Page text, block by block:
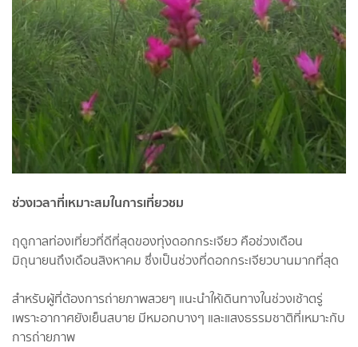
ช่วงเวลาที่เหมาะสมในการเที่ยวชม
ฤดูกาลท่องเที่ยวที่ดีที่สุดของทุ่งดอกกระเจียว คือช่วงเดือน
มิถุนายนถึงเดือนสิงหาคม ซึ่งเป็นช่วงที่ดอกกระเจียวบานมากที่สุด
สำหรับผู้ที่ต้องการถ่ายภาพสวยๆ แนะนำให้เดินทางในช่วงเช้าตรู่
เพราะอากาศยังเย็นสบาย มีหมอกบางๆ และแสงธรรมชาติที่เหมาะกับ
การถ่ายภาพ